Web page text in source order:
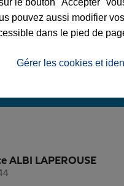
DE GAULLE
ALBI LAPEROUSE
le bouton "Accepter"
pouvez aussi modifier
dans le pied de
Gérer les cookies et